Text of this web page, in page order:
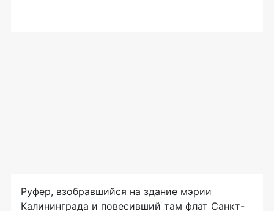
Руфер, взобравшийся на здание мэрии
Калининграда и повесивший там флат Санкт-